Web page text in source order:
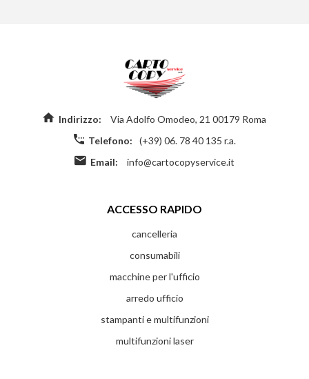
Indirizzo:
Via Adolfo Omodeo, 21 00179 Roma
Telefono:
(+39) 06. 78 40 135 r.a.
Email:
info@cartocopyservice.it
ACCESSO RAPIDO
cancelleria
consumabili
macchine per l'ufficio
arredo ufficio
stampanti e multifunzioni
multifunzioni laser